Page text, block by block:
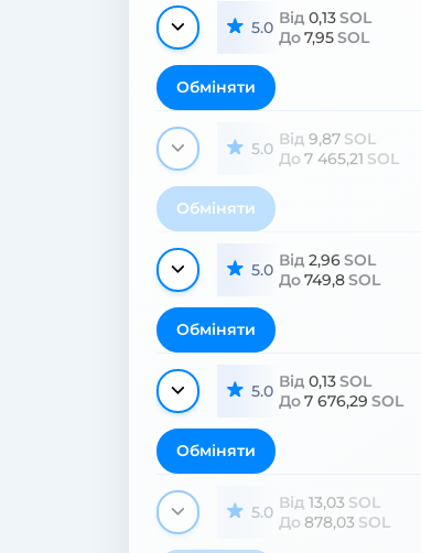
5.0 Від 0,13SOL
До7,95SOL
Обміняти
5.0 Від 9,87 SOL
До 7 465,21 SOL
Обміняти
5.0 Від 2,96SOL
До749,8SOL
Обміняти
5.0 Від 0,13SOL
До7 676,29 SOL
Обміняти
5.0 Від 13,03 SOL
До 878,03 SOL